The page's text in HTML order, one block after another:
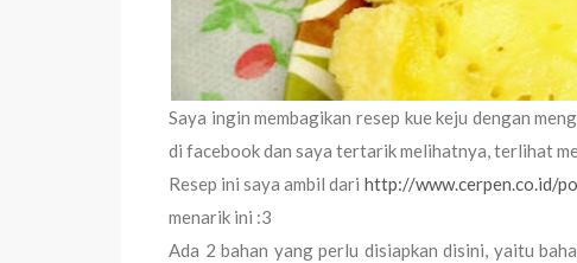
Saya ingin membagikan resep kue keju dengan
di facebook dan saya tertarik melihatnya, terlihat
Resep ini saya ambil dari http://www.cerpen.co.id/
menarik ini :3
Ada 2 bahan yang perlu disiapkan disini, yaitu